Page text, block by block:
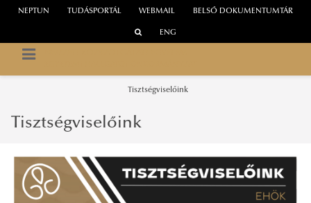
WEBMAIL
NEPTUN TUDÁSPORTÁL BELSŐ DOKUMENTUMTÁR
ENG
Tisztségviselőink
Tisztségviselőink